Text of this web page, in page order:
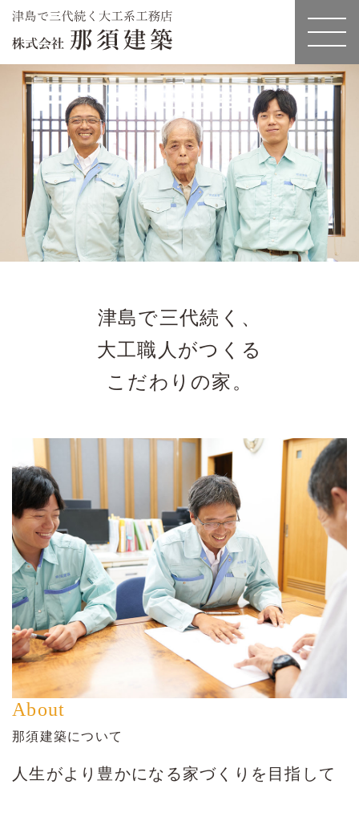
津島で三代続く、
大工職人がつくる
こだわりの家。
About
那須建築について
人生がより豊かになる家づくりを目指して